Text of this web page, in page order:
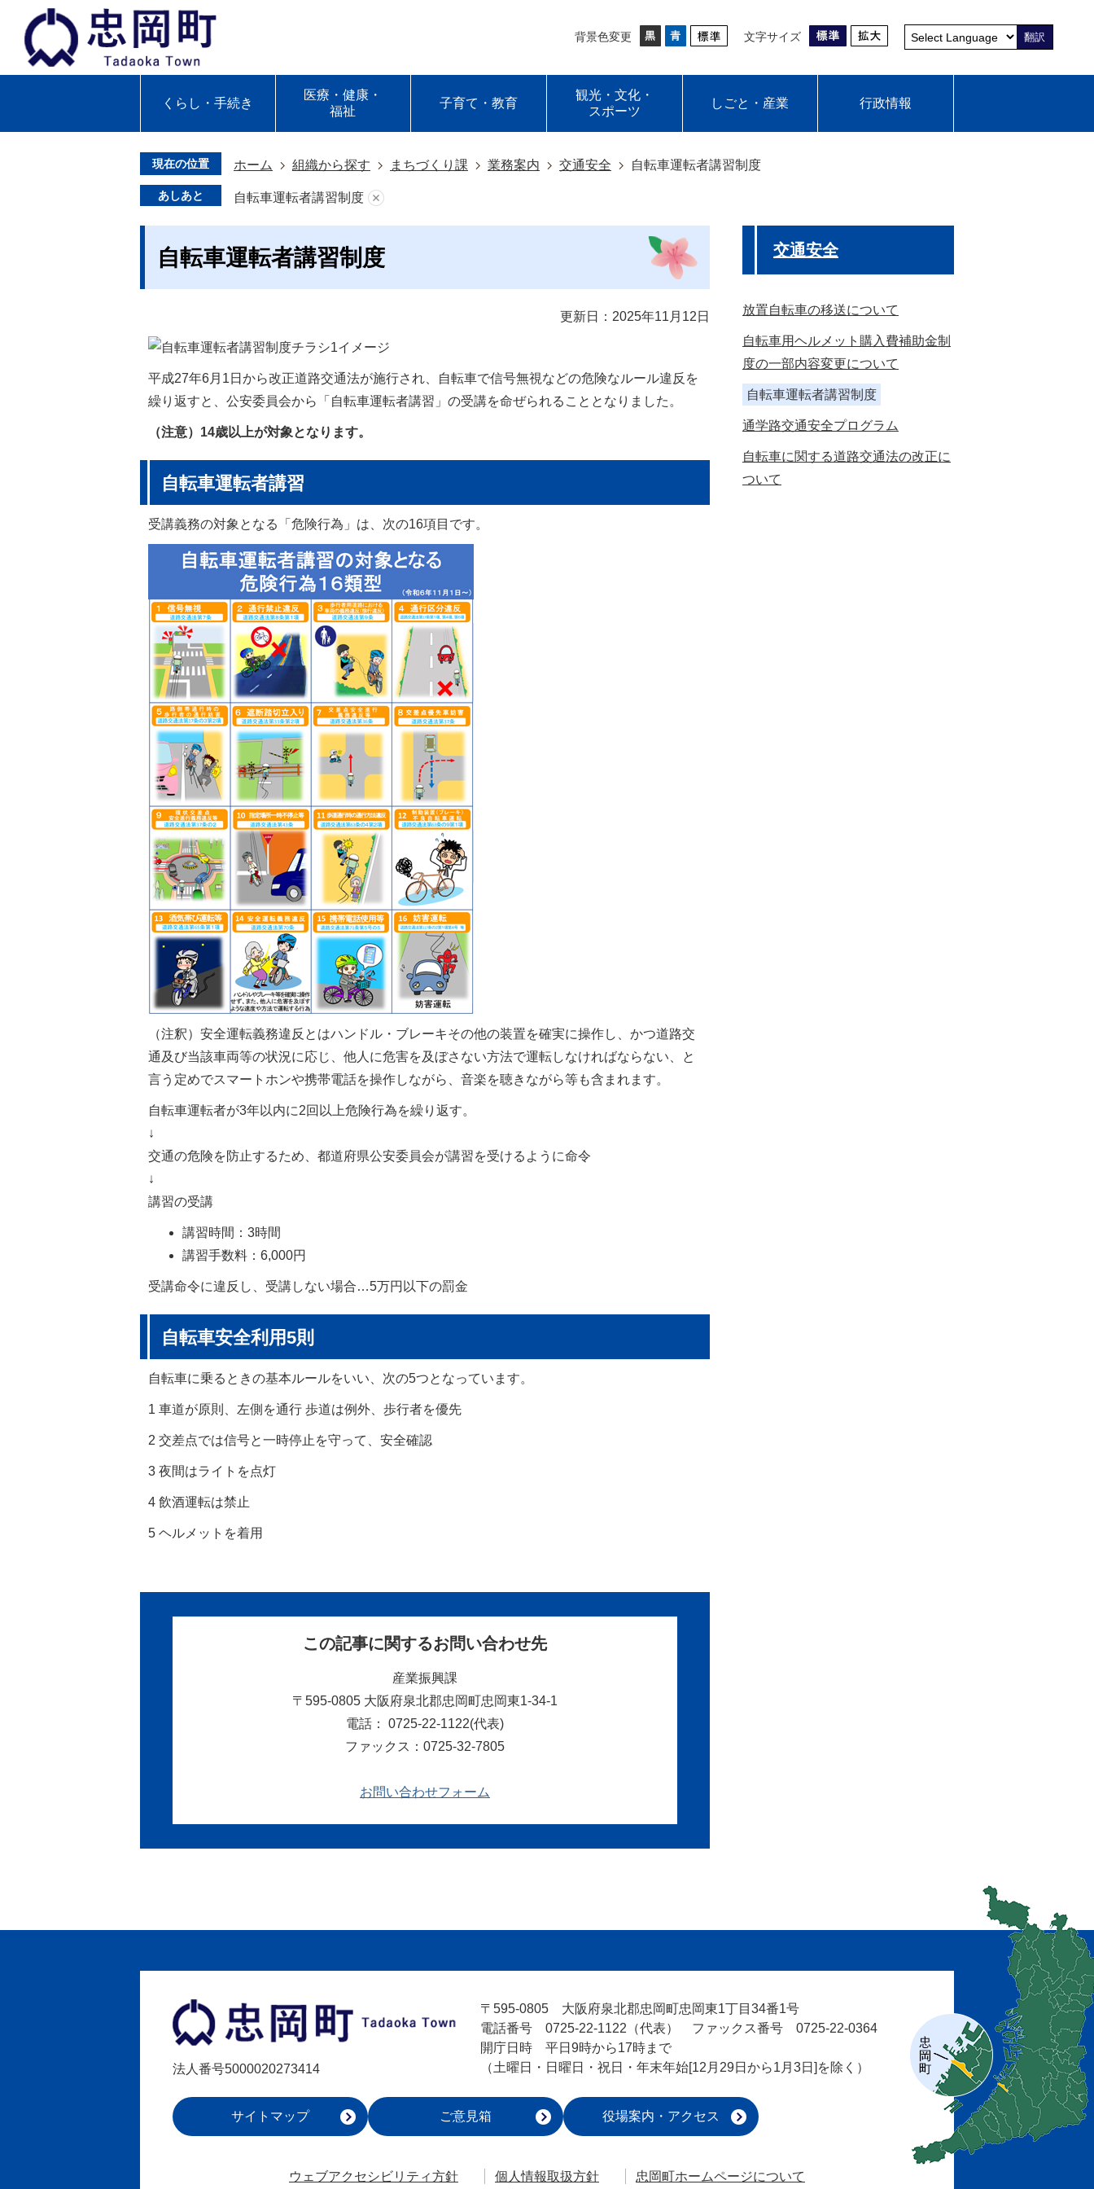
背景色変更 文字サイズ 翻訳
くらし・手続き
医療・健康・
福祉
子育て・教育
観光・文化・
スポーツ
しごと・産業 行政情報
現在の位置 ホーム 組織から探す まちづくり課 業務案内 交通安全 自転車運転者講習制度
あしあと 自転車運転者講習制度
自転車運転者講習制度
更新日：2025年11月12日
平成27年6月1日から改正道路交通法が施行され、自転車で信号無視などの危険なルール違反を
繰り返すと、公安委員会から「自転車運転者講習」の受講を命ぜられることとなりました。
（注意）14歳以上が対象となります。
自転車運転者講習
受講義務の対象となる「危険行為」は、次の16項目です。
（注釈）安全運転義務違反とはハンドル・ブレーキその他の装置を確実に操作し、かつ道路交
通及び当該車両等の状況に応じ、他人に危害を及ぼさない方法で運転しなければならない、と
言う定めでスマートホンや携帯電話を操作しながら、音楽を聴きながら等も含まれます。
自転車運転者が3年以内に2回以上危険行為を繰り返す。
↓
交通の危険を防止するため、都道府県公安委員会が講習を受けるように命令
↓
講習の受講
講習時間：3時間
講習手数料：6,000円
受講命令に違反し、受講しない場合…5万円以下の罰金
自転車安全利用5則
自転車に乗るときの基本ルールをいい、次の5つとなっています。
1 車道が原則、左側を通行 歩道は例外、歩行者を優先
2 交差点では信号と一時停止を守って、安全確認
3 夜間はライトを点灯
4 飲酒運転は禁止
5 ヘルメットを着用
この記事に関するお問い合わせ先
産業振興課
〒595-0805 大阪府泉北郡忠岡町忠岡東1-34-1
電話： 0725-22-1122(代表)
ファックス：0725-32-7805
お問い合わせフォーム
交通安全
放置自転車の移送について
自転車用ヘルメット購入費補助金制
度の一部内容変更について
自転車運転者講習制度
通学路交通安全プログラム
自転車に関する道路交通法の改正に
ついて
忠
岡
町
Town
法人番号5000020273414
〒595-0805 大阪府泉北郡忠岡町忠岡東1丁目34番1号
電話番号 0725-22-1122（代表） ファックス番号 0725-22-0364
開庁日時 平日9時から17時まで
（土曜日・日曜日・祝日・年末年始[12月29日から1月3日]を除く）
サイトマップ ご意見箱 役場案内 ・アクセス
ウェブアクセシビリティ方針 個人情報取扱方針 忠岡町ホームページについて